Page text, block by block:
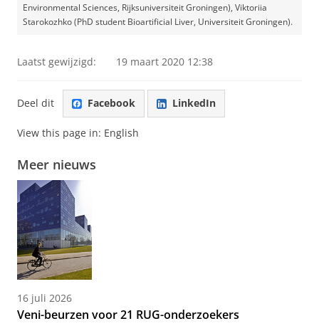
Environmental Sciences, Rijksuniversiteit Groningen), Viktoriia
Starokozhko (PhD student Bioartificial Liver, Universiteit Groningen).
Laatst gewijzigd: 19 maart 2020 12:38
Deel dit Facebook LinkedIn
View this page in: English
Meer nieuws
16 juli 2026
Veni-beurzen voor 21 RUG-onderzoekers